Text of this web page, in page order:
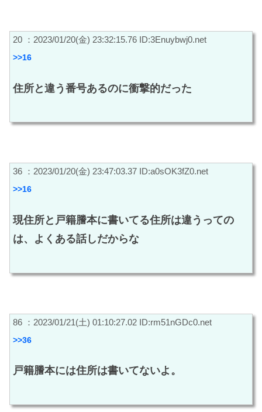
20 ：2023/01/20(金) 23:32:15.76 ID:3Enuybwj0.net
>>16
住所と違う番号あるのに衝撃的だった
36 ：2023/01/20(金) 23:47:03.37 ID:a0sOK3fZ0.net
>>16
現住所と戸籍謄本に書いてる住所は違うっての
は、よくある話しだからな
86 ：2023/01/21(土) 01:10:27.02 ID:rm51nGDc0.net
>>36
戸籍謄本には住所は書いてないよ。